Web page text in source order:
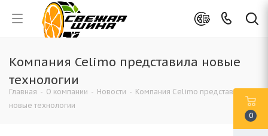
Компания Celimo представила новые
технологии
Главная - О компании - Новости - Компания Celimo представила
новые технологии
0